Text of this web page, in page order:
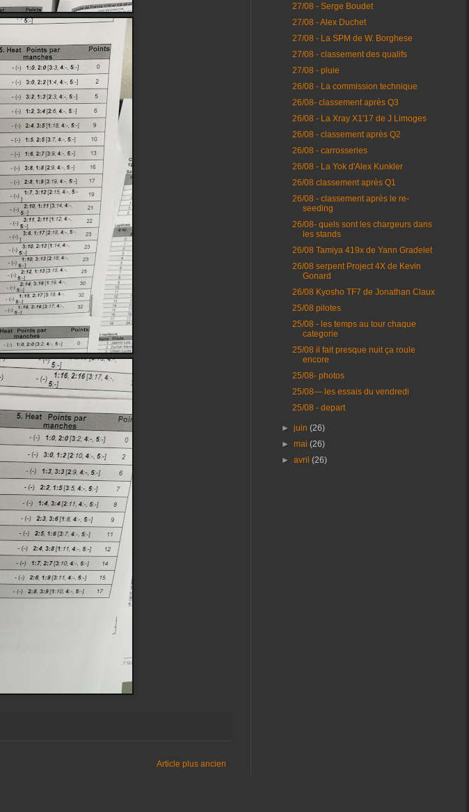
Article plus ancien
27/08 - Serge Boudet
27/08 - Alex Duchet
27/08 - La SPM de W. Borghese
27/08 - classement des qualifs
27/08 - pluie
26/08 - La commission technique
26/08- classement après Q3
26/08 - La Xray X1'17 de J Limoges
26/08 - classement après Q2
26/08 - carrosseries
26/08 - La Yok d'Alex Kunkler
26/08 classement après Q1
26/08 - classement après le re-
seeding
26/08- quels sont les chargeurs dans
les stands
26/08 Tamiya 419x de Yann Gradelet
26/08 serpent Project 4X de Kevin
Gonard
26/08 Kyosho TF7 de Jonathan Claux
25/08 pilotes
25/08 - les temps au tour chaque
categorie
25/08 il fait presque nuit ça roule
encore
25/08- photos
25/08— les essais du vendredi
25/08 - depart
►juin(26)
►mai(26)
►avril(26)